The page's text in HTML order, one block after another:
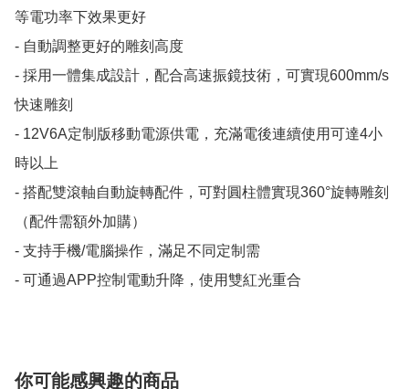
等電功率下效果更好
- 自動調整更好的雕刻高度
- 採用一體集成設計，配合高速振鏡技術，可實現600mm/s
快速雕刻
- 12V6A定制版移動電源供電，充滿電後連續使用可達4小
時以上
- 搭配雙滾軸自動旋轉配件，可對圓柱體實現360°旋轉雕刻
（配件需額外加購）
- 支持手機/電腦操作，滿足不同定制需
- 可通過APP控制電動升降，使用雙紅光重合
你可能感興趣的商品